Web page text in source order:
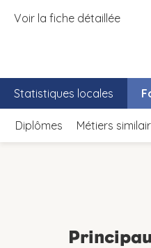
Voir la fiche détaillée
Statistiques locales
Diplômes Métiers